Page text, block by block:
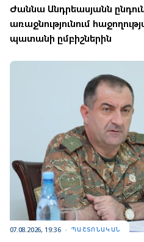
Ժաննա Անդրեասյանն
առաջնությունում
պատանի ըմբիշներին
07.08.2026, 19:36 ՊԱՇՏՈՆԱԿԱՆ